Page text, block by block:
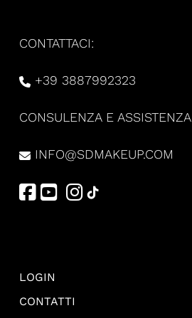
CONTATTACI:
+39 3887992323
CONSULENZA E ASSISTENZA
INFO@SDMAKEUP.COM
LOGIN
CONTATTI